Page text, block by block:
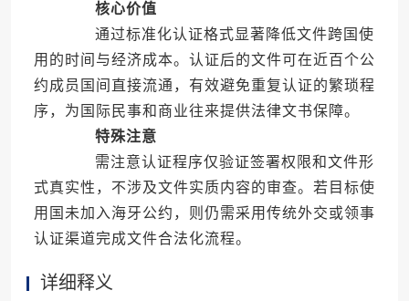
核心价值
通过标准化认证格式显著降低文件跨国使
用的时间与经济成本。认证后的文件可在近百个公
约成员国间直接流通，有效避免重复认证的繁琐程
序，为国际民事和商业往来提供法律文书保障。
特殊注意
需注意认证程序仅验证签署权限和文件形
式真实性，不涉及文件实质内容的审查。若目标使
用国未加入海牙公约，则仍需采用传统外交或领事
认证渠道完成文件合法化流程。
详细释义